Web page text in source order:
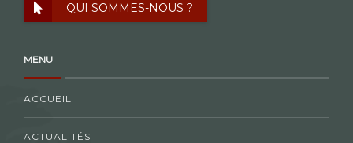
QUI SOMMES-NOUS ?
MENU
ACCUEIL
ACTUALITÉS